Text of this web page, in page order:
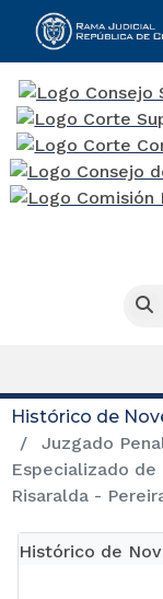
Histórico de
Juzgado
Especializado
Risaralda -
Histórico de